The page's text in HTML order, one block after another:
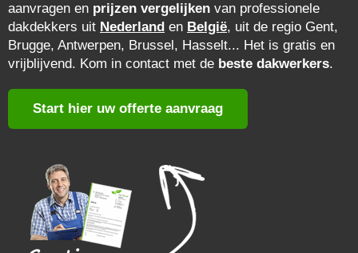
aanvragen en prijzen vergelijken van professionele
dakdekkers uit Nederland en België, uit de regio Gent,
Brugge, Antwerpen, Brussel, Hasselt... Het is gratis en
vrijblijvend. Kom in contact met de beste dakwerkers.
Start hier uw offerte aanvraag